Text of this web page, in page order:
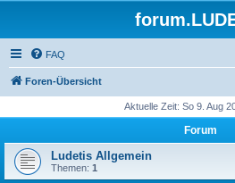
FAQ
Foren-Übersicht
Aktuelle Zeit: So 9. Aug
Forum
Ludetis Allgemein
Themen: 1